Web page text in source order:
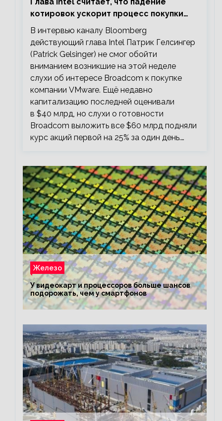
котировок ускорит процесс покупки
мелких компаний крупными
В интервью каналу Bloomberg
действующий глава Intel Патрик Гелсингер
(Patrick Gelsinger) не смог обойти
вниманием возникшие на этой неделе
слухи об интересе Broadcom к покупке
компании VMware. Ещё недавно
капитализацию последней оценивали
в $40 млрд, но слухи о готовности
Broadcom выложить все $60 млрд подняли
курс акций первой на 25% за один день.…
Железо
У видеокарт и процессоров больше шансов
подорожать, чем у смартфонов